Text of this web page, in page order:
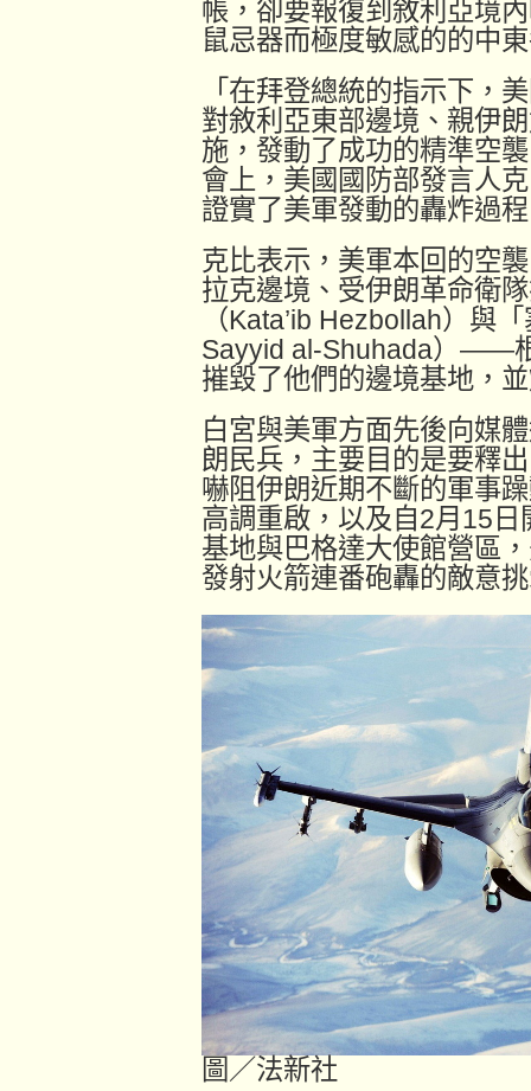
帳，卻要報復到敘利亞境
鼠忌器而極度敏感的的中
「在拜登總統的指示下，
對敘利亞東部邊境、親伊
施，發動了成功的精準空
會上，美國國防部發言人
證實了美軍發動的轟炸過
克比表示，美軍本回的空
拉克邊境、受伊朗革命衛
（Kata’ib Hezbollah）與
Sayyid al-Shuhada）——
摧毀了他們的邊境基地，
白宮與美軍方面先後向媒
朗民兵，主要目的是要釋
嚇阻伊朗近期不斷的軍事
高調重啟，以及自2月15
基地與巴格達大使館營區
發射火箭連番砲轟的敵意
圖／法新社